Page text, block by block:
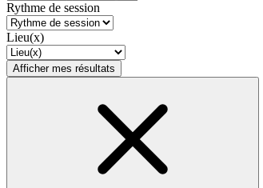
Rythme de session
Lieu(x)
Afficher mes résultats